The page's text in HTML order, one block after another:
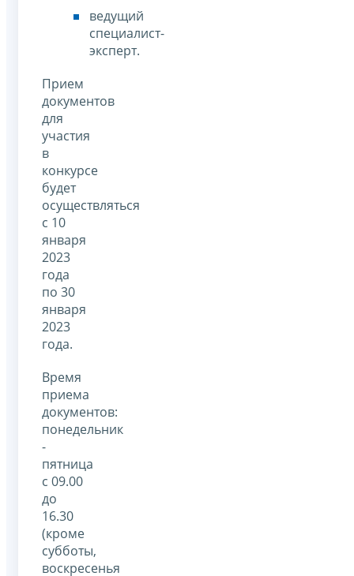
ведущий
специалист-
эксперт.
Прием
документов
для
участия
в
конкурсе
будет
осуществляться
с 10
января
2023
года
по 30
января
2023
года.
Время
приема
документов:
понедельник
-
пятница
с 09.00
до
16.30
(кроме
субботы,
воскресенья